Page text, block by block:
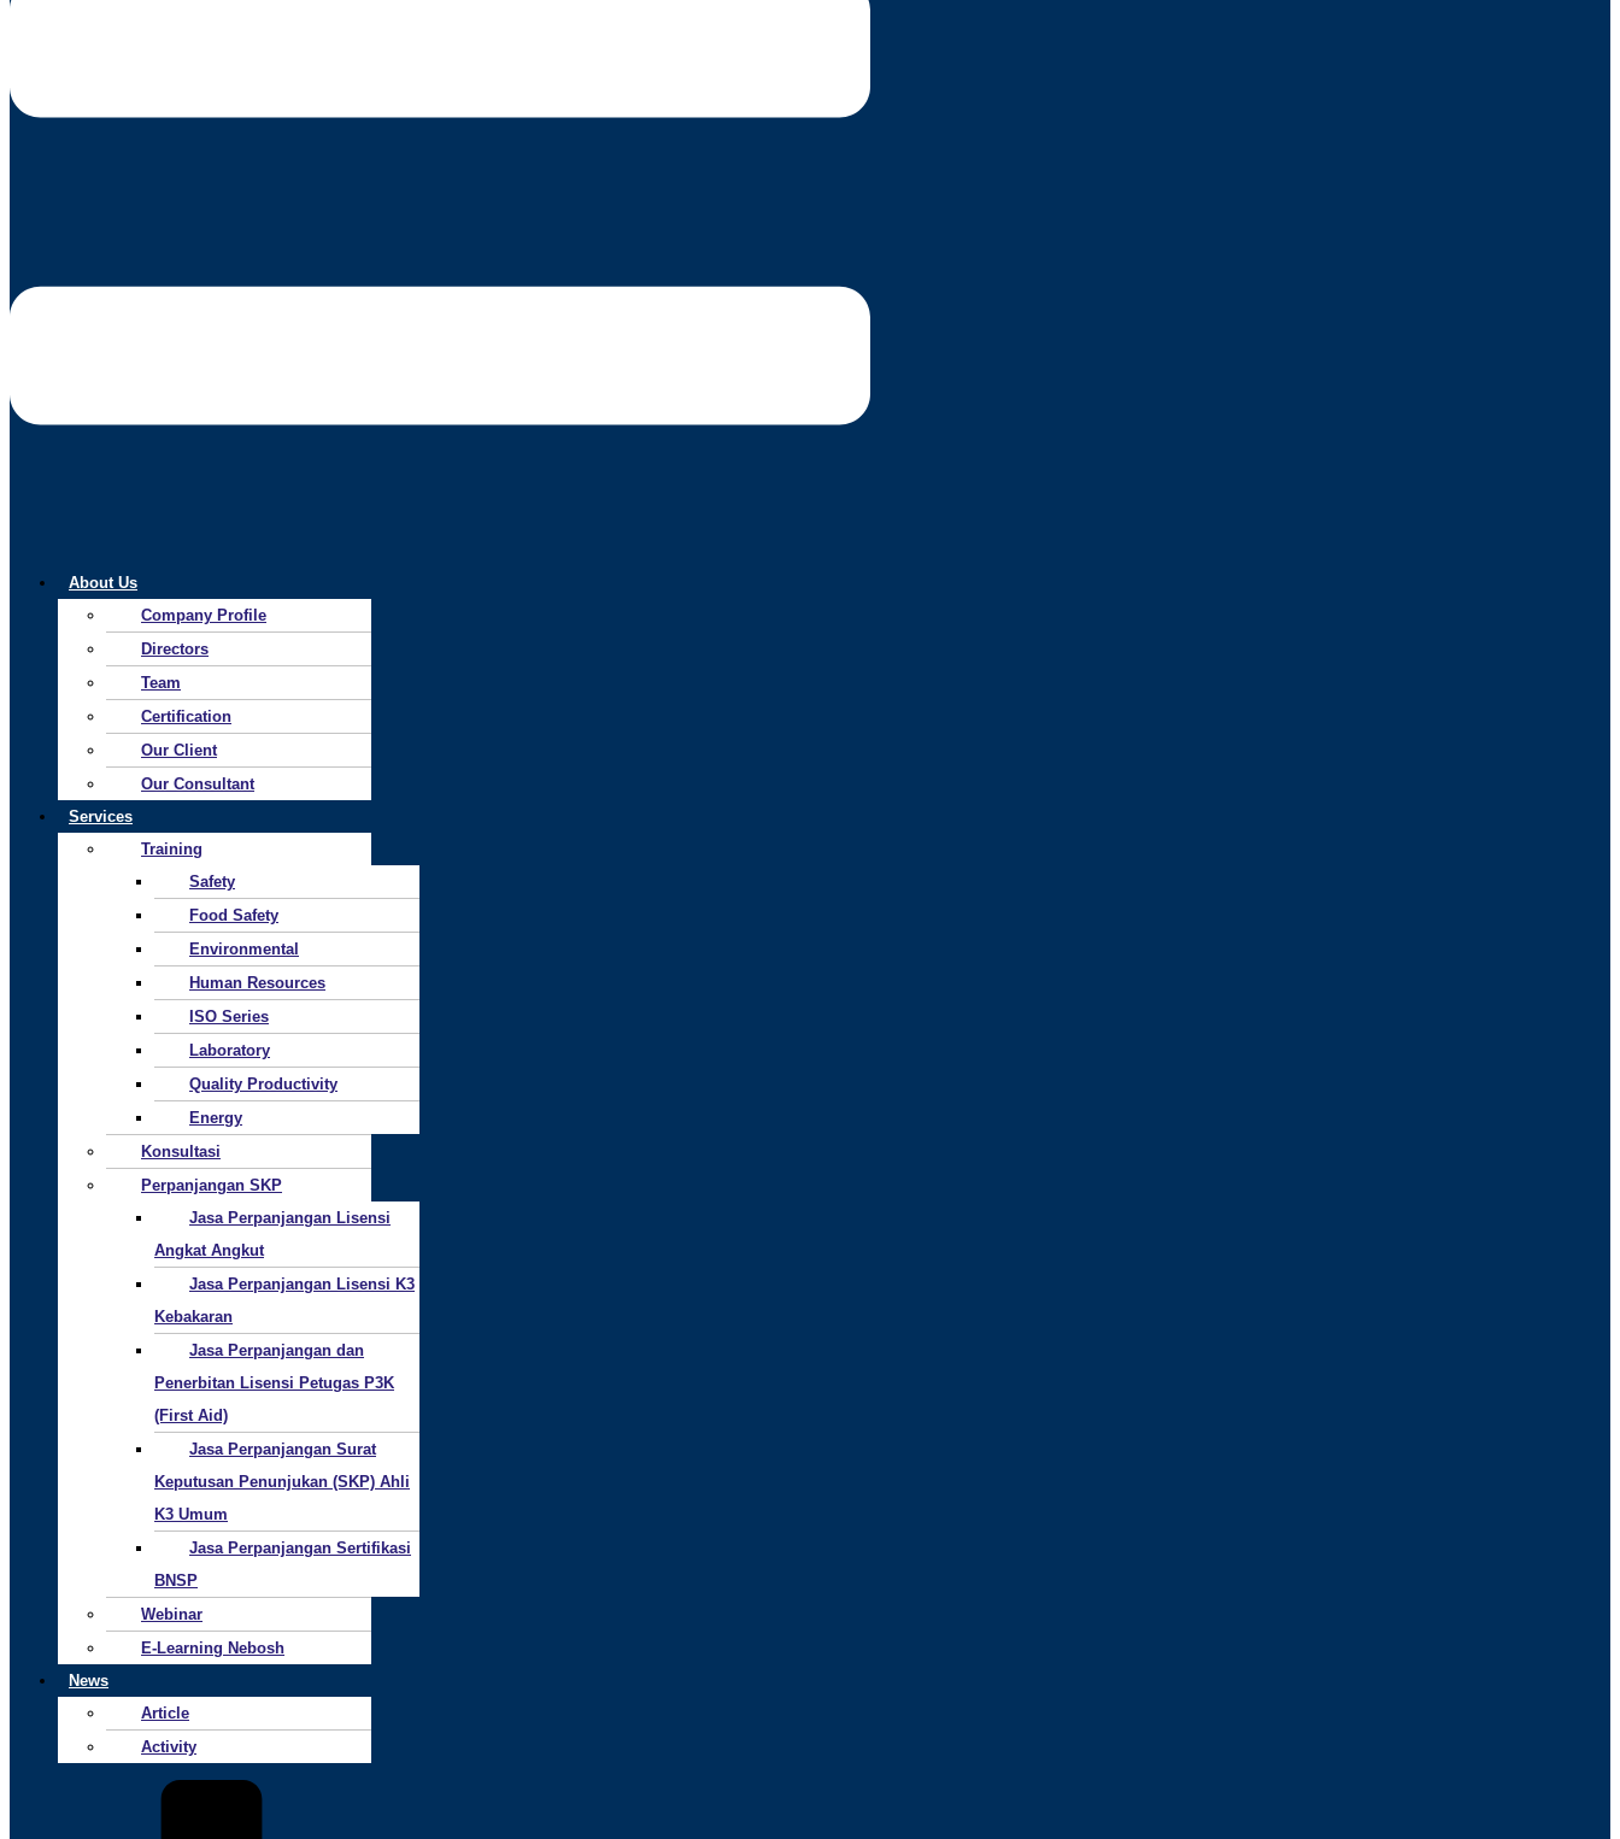
About Us
Company Profile
Directors
Team
Certification
Our Client
Our Consultant
Services
Training
Safety
Food Safety
Environmental
Human Resources
ISO Series
Laboratory
Quality Productivity
Energy
Konsultasi
Perpanjangan SKP
Jasa Perpanjangan Lisensi
Angkat Angkut
Jasa Perpanjangan Lisensi K3
Kebakaran
Jasa Perpanjangan dan
Penerbitan Lisensi Petugas P3K
(First Aid)
Jasa Perpanjangan Surat
Keputusan Penunjukan (SKP) Ahli
K3 Umum
Jasa Perpanjangan Sertifikasi
BNSP
Webinar
E-Learning Nebosh
News
Article
Activity